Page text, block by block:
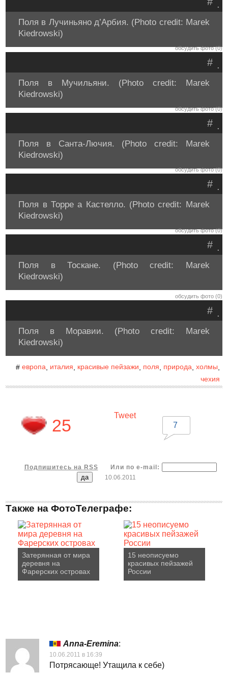
.
Поля в Лучиньяно д’Арбия. (Photo credit: Marek
Kiedrowski)
обсудить фото (0)
.
#
Поля в Мучильяни. (Photo credit: Marek
Kiedrowski)
обсудить фото (0)
.
#
Поля в Санта-Лючия. (Photo credit: Marek
Kiedrowski)
обсудить фото (0)
.
#
Поля в Торре а Кастелло. (Photo credit: Marek
Kiedrowski)
обсудить фото (0)
.
#
Поля в Тоскане. (Photo credit: Marek
Kiedrowski)
обсудить фото (0)
.
#
Поля в Моравии. (Photo credit: Marek
Kiedrowski)
# европа, италия красивые пейзажи поля природа, холмы
чехия
25
Tweet
7
Подпишитесь на RSS
Или по e-mail:
10.06.2011
Также на ФотоТелеграфе:
Затерянная от мира
деревня на
Фарерских островах
15 неописуемо
красивых пейзажей
России
Anna-Eremina:
10.06.2011 в 16:39
Потрясающе! Утащила к себе)